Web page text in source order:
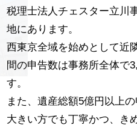
税理士法人チェスター立川
地にあります。
西東京全域を始めとして近
間の申告数は事務所全体で
す。
また、遺産総額5億円以上
大きい方でも丁寧かつ、き